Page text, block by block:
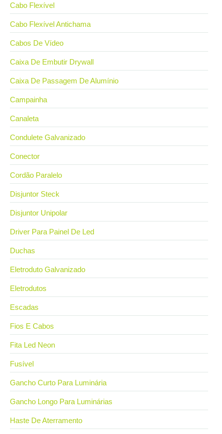
Cabo Flexível
Cabo Flexível Antichama
Cabos De Vídeo
Caixa De Embutir Drywall
Caixa De Passagem De Alumínio
Campainha
Canaleta
Condulete Galvanizado
Conector
Cordão Paralelo
Disjuntor Steck
Disjuntor Unipolar
Driver Para Painel De Led
Duchas
Eletroduto Galvanizado
Eletrodutos
Escadas
Fios E Cabos
Fita Led Neon
Fusível
Gancho Curto Para Luminária
Gancho Longo Para Luminárias
Haste De Aterramento